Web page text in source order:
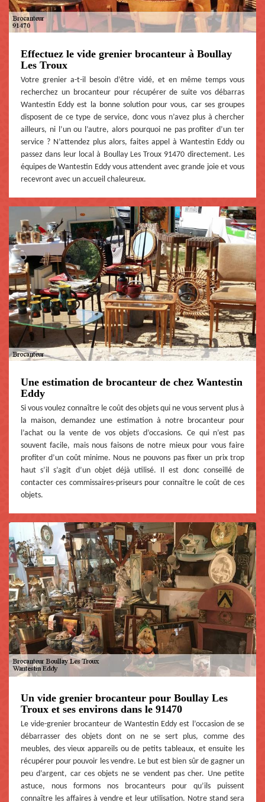
Effectuez le vide grenier brocanteur à Boullay
Les Troux
Votre grenier a-t-il besoin d’être vidé, et en même temps vous
recherchez un brocanteur pour récupérer de suite vos débarras
Wantestin Eddy est la bonne solution pour vous, car ses groupes
disposent de ce type de service, donc vous n’avez plus à chercher
ailleurs, ni l’un ou l’autre, alors pourquoi ne pas profiter d’un ter
service ? N’attendez plus alors, faites appel à Wantestin Eddy ou
passez dans leur local à Boullay Les Troux 91470 directement. Les
équipes de Wantestin Eddy vous attendent avec grande joie et vous
recevront avec un accueil chaleureux.
Une estimation de brocanteur de chez Wantestin
Eddy
Si vous voulez connaître le coût des objets qui ne vous servent plus à
la maison, demandez une estimation à notre brocanteur pour
l’achat ou la vente de vos objets d’occasions. Ce qui n’est pas
souvent facile, mais nous faisons de notre mieux pour vous faire
profiter d’un coût minime. Nous ne pouvons pas fixer un prix trop
haut s’il s’agit d’un objet déjà utilisé. Il est donc conseillé de
contacter ces commissaires-priseurs pour connaître le coût de ces
objets.
Un vide grenier brocanteur pour Boullay Les
Troux et ses environs dans le 91470
Le vide-grenier brocanteur de Wantestin Eddy est l’occasion de se
débarrasser des objets dont on ne se sert plus, comme des
meubles, des vieux appareils ou de petits tableaux, et ensuite les
récupérer pour pouvoir les vendre. Le but est bien sûr de gagner un
peu d’argent, car ces objets ne se vendent pas cher. Une petite
astuce, nous formons nos brocanteurs pour qu’ils puissent
connaître les affaires à vendre et leur utilisation. Notre stand sera